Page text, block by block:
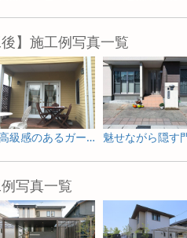
】施工例写真一覧
高級感のあるガーデンルームで寛ぐリフォーム庭工事
写真一覧